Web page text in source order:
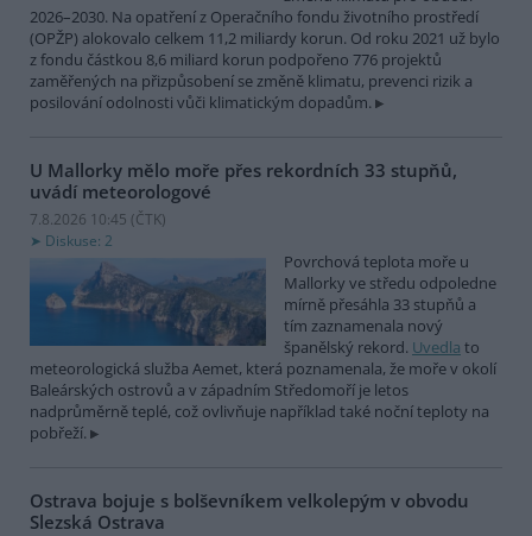
2026–2030. Na opatření z Operačního fondu životního prostředí
(OPŽP) alokovalo celkem 11,2 miliardy korun. Od roku 2021 už bylo
z fondu částkou 8,6 miliard korun podpořeno 776 projektů
zaměřených na přizpůsobení se změně klimatu, prevenci rizik a
posilování odolnosti vůči klimatickým dopadům.
U Mallorky mělo moře přes rekordních 33 stupňů,
uvádí meteorologové
7.8.2026 10:45 (ČTK)
Diskuse: 2
Povrchová teplota moře u
Mallorky ve středu odpoledne
mírně přesáhla 33 stupňů a
tím zaznamenala nový
španělský rekord. Uvedla to
meteorologická služba Aemet, která poznamenala, že moře v okolí
Baleárských ostrovů a v západním Středomoří je letos
nadprůměrně teplé, což ovlivňuje například také noční teploty na
pobřeží.
Ostrava bojuje s bolševníkem velkolepým v obvodu
Slezská Ostrava